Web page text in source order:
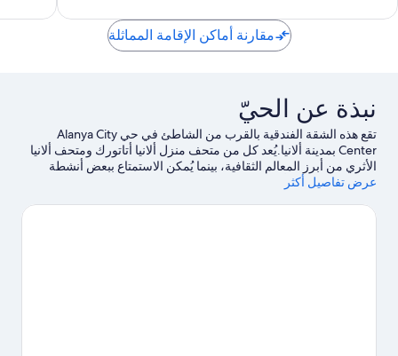
مقارنة أماكن الإقامة المماثلة
نبذة عن الحيّ
تقع هذه الشقة الفندقية ‏بالقرب من الشاطئ في حي Alanya City
Center بمدينة ألانيا.يُعد كل من متحف منزل ألانيا أتاتورك ومتحف ألانيا
الأثري من أبرز المعالم الثقافية، بينما يُمكن الاستمتاع ببعض أنشطة
استكشاف المنطقة بغرض الاستمتاع بخوض تجارب مثيرة في المياه مثل
عرض تفاصيل أكثر